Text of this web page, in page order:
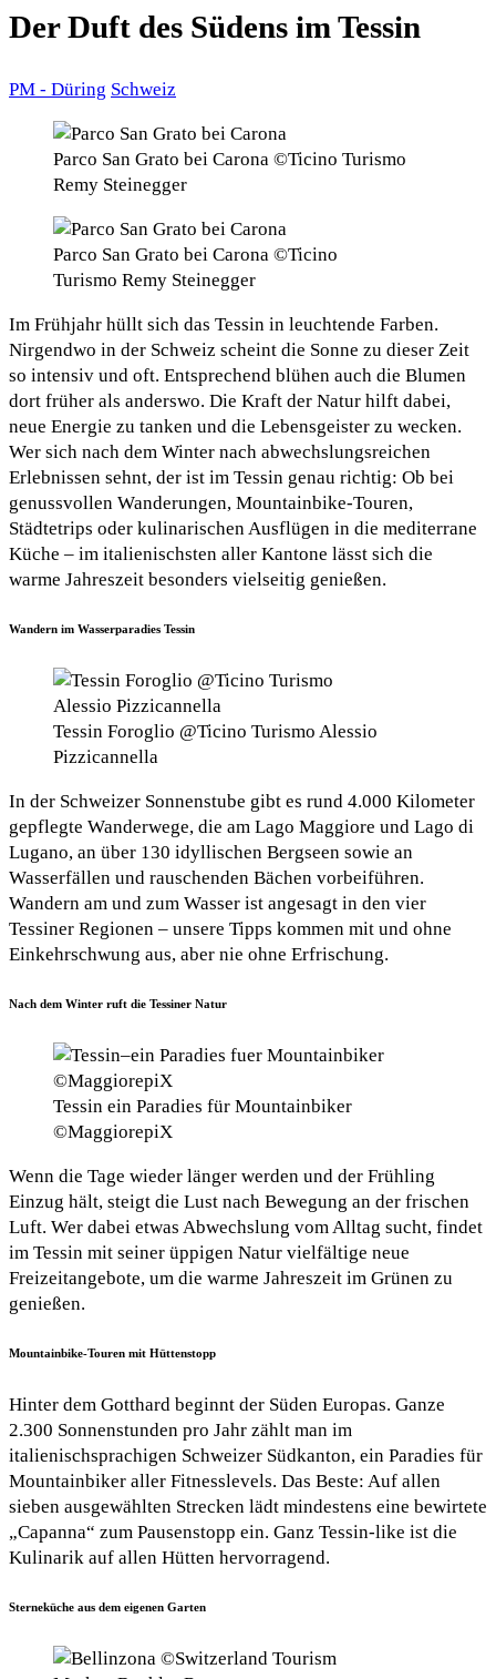
Der Duft des Südens im Tessin
PM - Düring Schweiz
Parco San Grato bei Carona ©Ticino Turismo
Remy Steinegger
Parco San Grato bei Carona ©Ticino
Turismo Remy Steinegger
Im Frühjahr hüllt sich das Tessin in leuchtende Farben.
Nirgendwo in der Schweiz scheint die Sonne zu dieser Zeit
so intensiv und oft. Entsprechend blühen auch die Blumen
dort früher als anderswo. Die Kraft der Natur hilft dabei,
neue Energie zu tanken und die Lebensgeister zu wecken.
Wer sich nach dem Winter nach abwechslungsreichen
Erlebnissen sehnt, der ist im Tessin genau richtig: Ob bei
genussvollen Wanderungen, Mountainbike-Touren,
Städtetrips oder kulinarischen Ausflügen in die mediterrane
Küche – im italienischsten aller Kantone lässt sich die
warme Jahreszeit besonders vielseitig genießen.
Wandern im Wasserparadies Tessin
Tessin Foroglio @Ticino Turismo Alessio
Pizzicannella
In der Schweizer Sonnenstube gibt es rund 4.000 Kilometer
gepflegte Wanderwege, die am Lago Maggiore und Lago di
Lugano, an über 130 idyllischen Bergseen sowie an
Wasserfällen und rauschenden Bächen vorbeiführen.
Wandern am und zum Wasser ist angesagt in den vier
Tessiner Regionen – unsere Tipps kommen mit und ohne
Einkehrschwung aus, aber nie ohne Erfrischung.
Nach dem Winter ruft die Tessiner Natur
Tessin ein Paradies für Mountainbiker
©MaggiorepiX
Wenn die Tage wieder länger werden und der Frühling
Einzug hält, steigt die Lust nach Bewegung an der frischen
Luft. Wer dabei etwas Abwechslung vom Alltag sucht, findet
im Tessin mit seiner üppigen Natur vielfältige neue
Freizeitangebote, um die warme Jahreszeit im Grünen zu
genießen.
Mountainbike-Touren mit Hüttenstopp
Hinter dem Gotthard beginnt der Süden Europas. Ganze
2.300 Sonnenstunden pro Jahr zählt man im
italienischsprachigen Schweizer Südkanton, ein Paradies für
Mountainbiker aller Fitnesslevels. Das Beste: Auf allen
sieben ausgewählten Strecken lädt mindestens eine bewirtete
„Capanna“ zum Pausenstopp ein. Ganz Tessin-like ist die
Kulinarik auf allen Hütten hervorragend.
Sterneküche aus dem eigenen Garten